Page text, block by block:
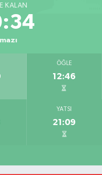
KALAN
ÖĞLE
12:46
YATSI
21:09